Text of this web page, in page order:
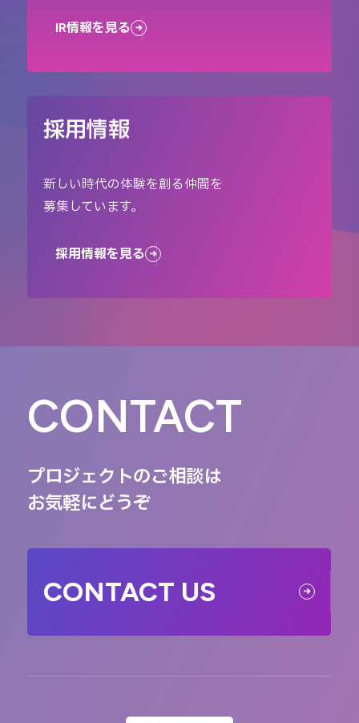
IR情報を見る
採用情報
新しい時代の体験を創る仲間を
募集しています。
採用情報を見る
CONTACT
プロジェクトのご相談は
お気軽にどうぞ
CONTACT US